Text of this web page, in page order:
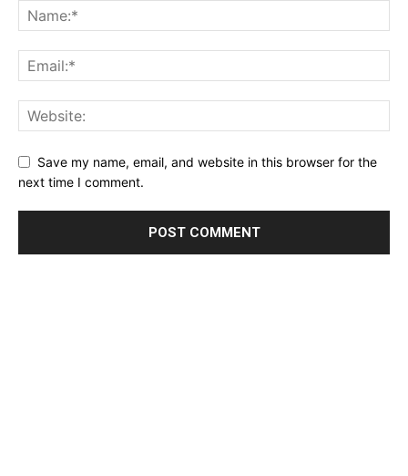
Save my name, email, and website in this browser for the
next time I comment.